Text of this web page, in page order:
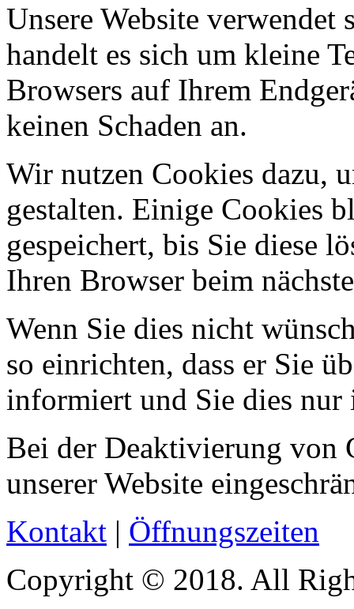
Unsere Website verwendet
handelt es sich um kleine
Browsers auf Ihrem
keinen Schaden an.
Wir nutzen Cookies dazu,
gestalten. Einige Cookies
gespeichert, bis Sie diese
Ihren Browser beim
Wenn Sie dies nicht
so einrichten, dass er Sie
informiert und Sie dies
Bei der Deaktivierung von
unserer Website
Kontakt | Öffnungszeiten
Copyright © 2018. All